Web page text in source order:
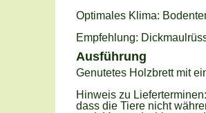
Optimales Klima:
Empfehlung:
Ausführung
Genutetes Holzbrett mit
Hinweis zu Lieferterminen:
dass die Tiere nicht